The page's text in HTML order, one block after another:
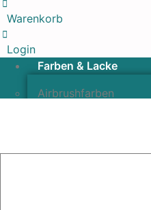
Warenkorb
Login
Farben & Lacke
Airbrushfarben